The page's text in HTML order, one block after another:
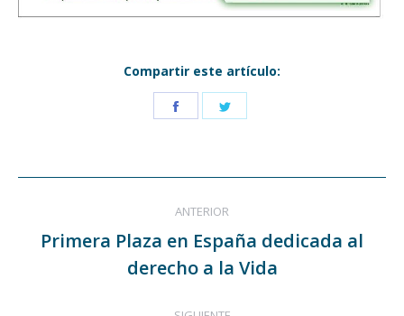
Compartir este artículo:
Share
entre
publicaciones
ANTERIOR
Publicación
anterior:
Primera Plaza en España dedicada al
derecho a la Vida